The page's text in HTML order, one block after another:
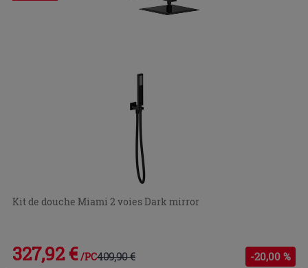
Kit de douche Miami 2 voies Dark mirror
327,92 € /PC409,90 € -20,00 %